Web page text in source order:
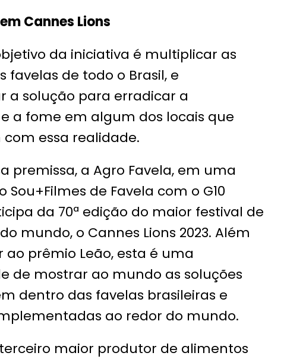
Cannes Lions
da iniciativa é multiplicar as
favelas de todo o Brasil, e
a solução para erradicar a
a fome em algum dos locais que
essa realidade.
premissa, a Agro Favela, em uma
Sou+Filmes de Favela com o G10
da 70ª edição do maior festival de
mundo, o Cannes Lions 2023. Além
ao prêmio Leão, esta é uma
de mostrar ao mundo as soluções
dentro das favelas brasileiras e
ao redor do mundo.
terceiro maior produtor de alimentos